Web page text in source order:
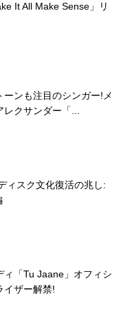
It All Make Sense」リ
ーンも注目のシンガー!メ
レクサンダー「...
ィスク文化復活の兆し:
ィ「Tu Jaane」オフィシ
イザー解禁!